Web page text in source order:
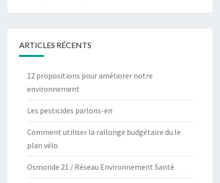
ARTICLES RÉCENTS
12 propositions pour améliorer notre
environnement
Les pesticides parlons-en
Comment utiliser la rallonge budgétaire du le
plan vélo
Osmonde 21 / Réseau Environnement Santé